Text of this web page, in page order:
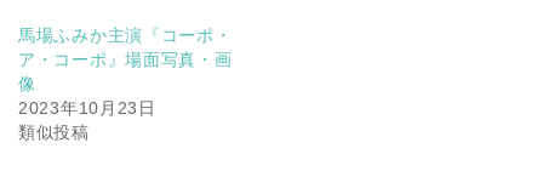
馬場ふみか主演『コーポ・
ア・コーポ』場面写真・画
像
2023年10月23日
類似投稿